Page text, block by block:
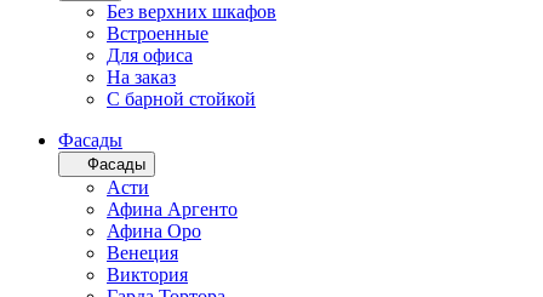
Без верхних шкафов
Встроенные
Для офиса
На заказ
С барной стойкой
Фасады
Фасады
Асти
Афина Аргенто
Афина Оро
Венеция
Виктория